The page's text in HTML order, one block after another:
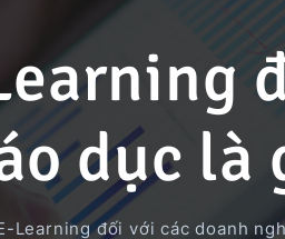
hàng
AI
dục là
Learning đối với các doanh